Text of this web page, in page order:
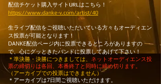
配信チケット購入サイトURLはこちら！
https://www.danke-v.com/artist/40
生ライブ配信をご視聴いただいている方々もオーディエン
ス投票が可能となります！
DANKE配信ページ内に投票できるところがありますの
で、心にグッときたバンドに投票してあげて下さい！
＊準決勝・決勝につきましては、 ネットオーディエンス投
票の締切りは各回、本番終了と同時に締め切ります。
​（アーカイブでの投票はできません）
＊アーカイブは7日間ご視聴いただけます。